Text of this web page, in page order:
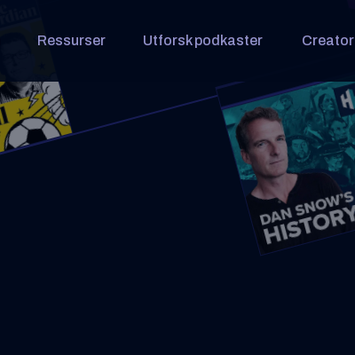
Ressurser Utforsk podkaster Creator